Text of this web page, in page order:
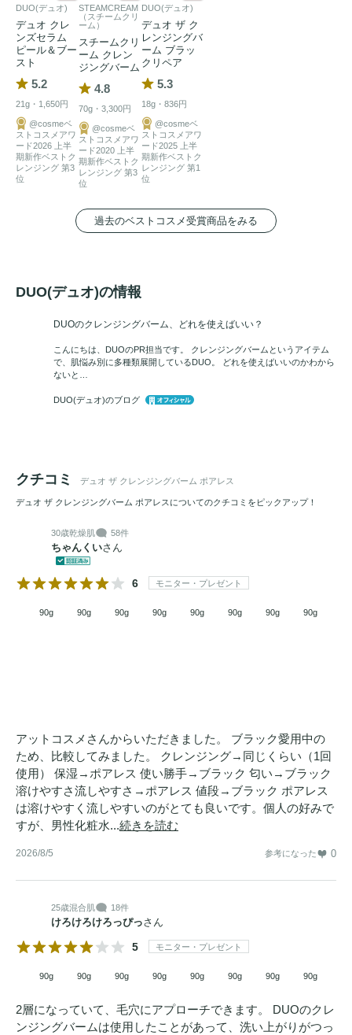
やさしくリセット*4！角栓オフ
世界初*5！DUO独自の「角栓粉砕テクノロジー」を採用。
古い角質と皮脂が重なり合い固まった、頑固な“悪玉角栓
毛穴 の約1/1,400サイズの肌なじみのいい微粒子カプセルに内
包した角栓粉砕成分「アルギニン*7」が、硬く頑丈な“悪玉
角栓*6”を内側から崩壊させて、粉砕します。アミノ酸由来
の「アルギニン*7」だから肌へのやさしさと高い角栓除去効
果を両立。
■2nd STEP（DAY 16～30）
バーム で角栓を除去したあとは、ピンクの
クをオフしながら角質もケア。
“悪玉角栓*6”の元となる古い角質を取り去り、ターンオーバ
ーをサポート。
さらに「ビタミンC誘導体*11」やピンクの「ビタミン
れを予防。
【 その他商品特徴】
・さっぱりなのに、
うるおいをキープする洗いあがりの「ス
キンインナーモイスト処方」を採用
・W洗顔不要
・まつエクOK*13
---------------------------------------------
MintelGNPDを用いた自社調べ2026年3月）*6肌印象を悪くす
る目立つ角栓のこと *7保湿・洗浄成分 *8古い角質 *9サリチ
ル酸、カプリロイルサリチル酸、アゼライン酸（整肌成分）
*10毎日のクレンジングで汚れを落とすことによる *11テトラ
ヘキシルデカン酸アスコルビル（整肌成分） *12シアノコバ
ラミン（整肌成分） *13一般的なグルー（シアノアクリレー
ト系の成分）をご利用の場合はお使いいただけます。
DUO(デュオ)
デュオ クレ
ンズセラム
ピール＆ブー
スト
5.2
21g・1,650円
@cosmeベ
ストコスメアワ
ード2026 上半
期新作ベストク
レンジング 第3
位
STEAMCREAM
（スチームクリ
ーム）
スチームクリ
ーム クレン
ジングバーム
4.8
70g・3,300円
@cosmeベ
ストコスメアワ
ード2020 上半
期新作ベストク
レンジング 第3
位
DUO(デュオ)
デュオ ザ ク
レンジングバ
ーム ブラッ
クリペア
5.3
18g・836円
@cosmeベ
ストコスメアワ
ード2025 上半
期新作ベストク
レンジング 第1
位
過去のベストコスメ受賞商品をみる
DUO(デュオ)の情報
DUOのクレンジングバーム、どれを使えばいい？
こんにちは、DUOのPR担当です。 クレンジングバームというアイテム
で、肌悩み別に多種類展開しているDUO。 どれを使えばいいのかわから
ないと…
DUO(デュオ)のブログ
クチコミ デュオ ザ クレンジングバーム ポアレス
デュオ ザ クレンジングバーム ポアレスについてのクチコミをピックアップ！
30歳乾燥肌 58件
ちゃんくいさん
6 モニター・プレゼント
90g 90g 90g 90g 90g 90g 90g 90g
アットコスメさんからいただきました。 ブラック愛用中の
ため、比較してみました。 クレンジング→同じくらい（1回
使用） 保湿→ポアレス 使い勝手→ブラック 匂い→ブラック
溶けやすさ流しやすさ→ポアレス 値段→ブラック ポアレス
は溶けやすく流しやすいのがとても良いです。個人の好みで
すが、男性化粧水...続きを読む
2026/8/5 参考になった 0
25歳混合肌 18件
けろけろけろっぴっさん
5 モニター・プレゼント
90g 90g 90g 90g 90g 90g 90g 90g
2層になっていて、毛穴にアプローチできます。 DUOのクレ
ンジングバームは使用したことがあって、洗い上がりがつっ